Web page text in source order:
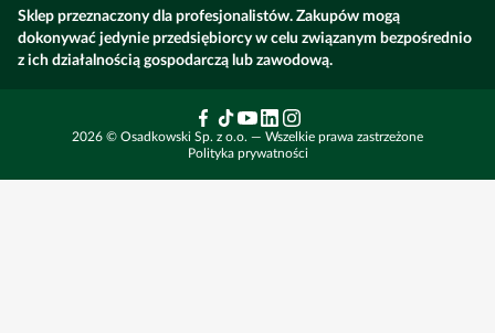
Ustawienia cookie
Nawożenie kukurydzy
Dokumenty
Ubezpieczenia rolnicze
Umów wizytę w serwisie
Rolnictwo precyzyjne
Sklep przeznaczony dla profesjonalistów. Zakupów mogą
dokonywać jedynie przedsiębiorcy w celu związanym bezpośrednio
z ich działalnością gospodarczą lub zawodową.
2026 © Osadkowski Sp. z o.o. — Wszelkie prawa zastrzeżone
Polityka prywatności